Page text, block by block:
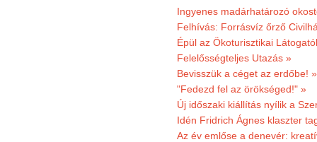
Ingyenes madárhatározó
Felhívás: Forrásvíz őrző
Épül az Ökoturisztikai
Felelősségteljes Utazás »
Bevisszük a céget az erdőbe! »
"Fedezd fel az örökséged!" »
Új időszaki kiállítás nyílik a
Idén Fridrich Ágnes klaszter
Az év emlőse a denevér: